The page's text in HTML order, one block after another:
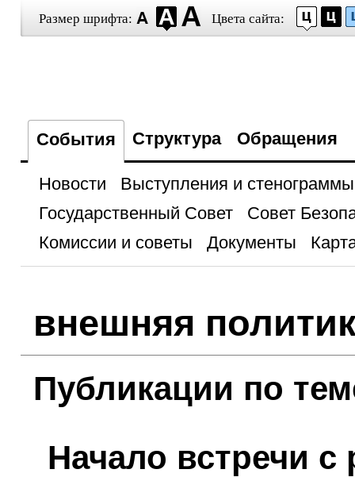
Размер шрифта: Цвета сайта:
События Структура Обращения
Новости
Выступления и стенограммы
Государственный Совет
Совет
Комиссии и советы
Документы
внешняя
Публикации по
Начало встречи с